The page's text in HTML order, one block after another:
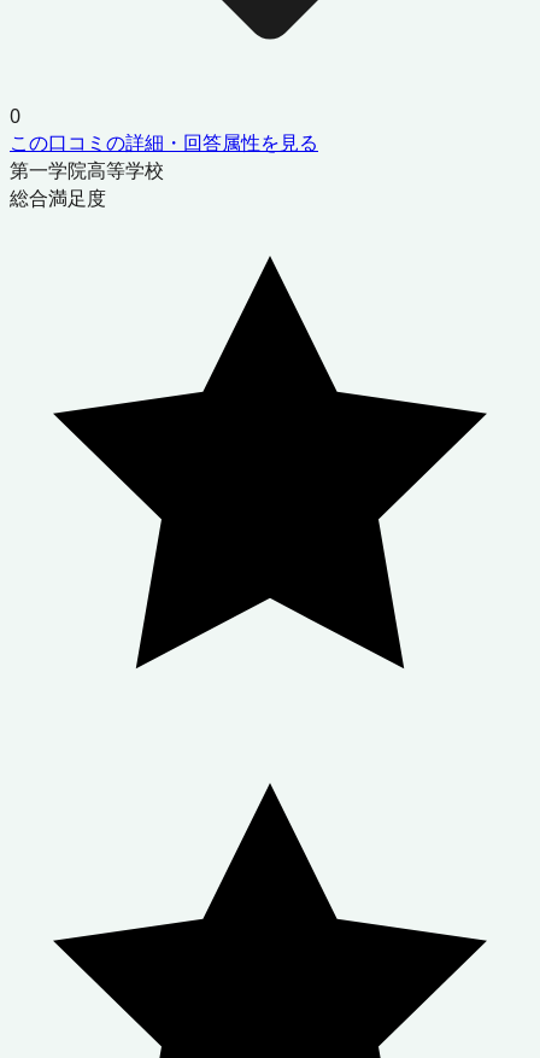
0
この口コミの詳細・回答属性を見る
第一学院高等学校
総合満足度